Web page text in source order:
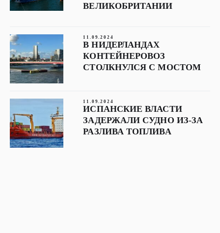
ВЕЛИКОБРИТАНИИ
11.09.2024
В НИДЕРЛАНДАХ
КОНТЕЙНЕРОВОЗ
СТОЛКНУЛСЯ С МОСТОМ
11.09.2024
ИСПАНСКИЕ ВЛАСТИ
ЗАДЕРЖАЛИ СУДНО ИЗ-ЗА
РАЗЛИВА ТОПЛИВА